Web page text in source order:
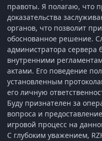
правоты. Я полагаю, что
доказательства
органов, что позволит
обоснованное решение.
администратора сервера
внутренними
актами. Его поведение
установленным
его личную
Буду признателен за
вопроса и
игровой процесс на
С глубоким уважением,